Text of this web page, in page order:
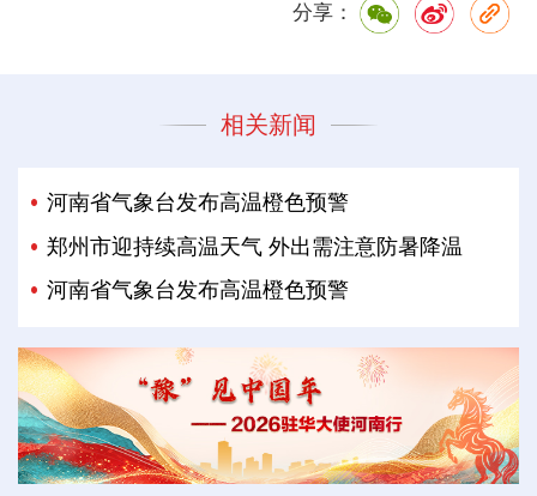
分享：
相关新闻
河南省气象台发布高温橙色预警
郑州市迎持续高温天气 外出需注意防暑降温
河南省气象台发布高温橙色预警